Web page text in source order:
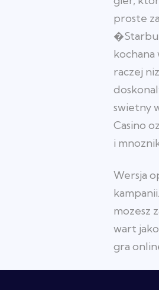
proste
kochana
raczej
swietny
Casino
i
Wersja
mozesz
wart
gra